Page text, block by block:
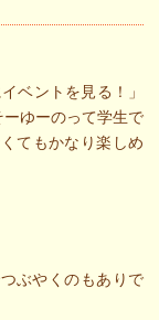
ベントを見る！」
ゆーのって学生で
てもかなり楽しめ
ぶやくのもありで